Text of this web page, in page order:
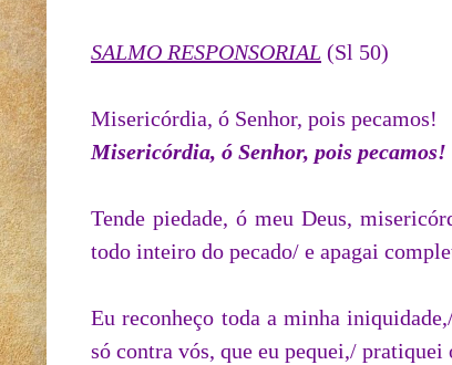
SALMO RESPONSORIAL (Sl 50)
Misericórdia, ó Senhor, pois pecamos!
Misericórdia, ó Senhor, pois pecamos!
Tende piedade, ó meu Deus,
todo inteiro do pecado/ e apagai
Eu reconheço toda a minha
só contra vós, que eu pequei,/ pratiquei